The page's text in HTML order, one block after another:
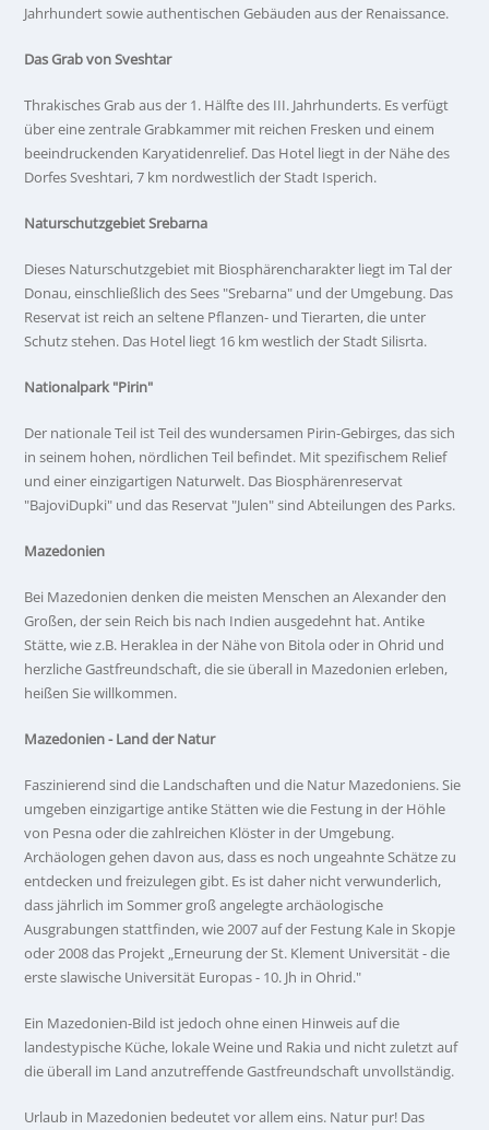
Jahrhundert sowie authentischen Gebäuden aus der Renaissance.
Das Grab von Sveshtar
Thrakisches Grab aus der 1. Hälfte des III. Jahrhunderts. Es verfügt
über eine zentrale Grabkammer mit reichen Fresken und einem
beeindruckenden Karyatidenrelief. Das Hotel liegt in der Nähe des
Dorfes Sveshtari, 7 km nordwestlich der Stadt Isperich.
Naturschutzgebiet Srebarna
Dieses Naturschutzgebiet mit Biosphärencharakter liegt im Tal der
Donau, einschließlich des Sees "Srebarna" und der Umgebung. Das
Reservat ist reich an seltene Pflanzen- und Tierarten, die unter
Schutz stehen. Das Hotel liegt 16 km westlich der Stadt Silisrta.
Nationalpark "Pirin"
Der nationale Teil ist Teil des wundersamen Pirin-Gebirges, das sich
in seinem hohen, nördlichen Teil befindet. Mit spezifischem Relief
und einer einzigartigen Naturwelt. Das Biosphärenreservat
"BajoviDupki" und das Reservat "Julen" sind Abteilungen des Parks.
Mazedonien
Bei Mazedonien denken die meisten Menschen an Alexander den
Großen, der sein Reich bis nach Indien ausgedehnt hat. Antike
Stätte, wie z.B. Heraklea in der Nähe von Bitola oder in Ohrid und
herzliche Gastfreundschaft, die sie überall in Mazedonien erleben,
heißen Sie willkommen.
Mazedonien - Land der Natur
Faszinierend sind die Landschaften und die Natur Mazedoniens. Sie
umgeben einzigartige antike Stätten wie die Festung in der Höhle
von Pesna oder die zahlreichen Klöster in der Umgebung.
Archäologen gehen davon aus, dass es noch ungeahnte Schätze zu
entdecken und freizulegen gibt. Es ist daher nicht verwunderlich,
dass jährlich im Sommer groß angelegte archäologische
Ausgrabungen stattfinden, wie 2007 auf der Festung Kale in Skopje
oder 2008 das Projekt „Erneurung der St. Klement Universität - die
erste slawische Universität Europas - 10. Jh in Ohrid."
Ein Mazedonien-Bild ist jedoch ohne einen Hinweis auf die
landestypische Küche, lokale Weine und Rakia und nicht zuletzt auf
die überall im Land anzutreffende Gastfreundschaft unvollständig.
Urlaub in Mazedonien bedeutet vor allem eins. Natur pur! Das